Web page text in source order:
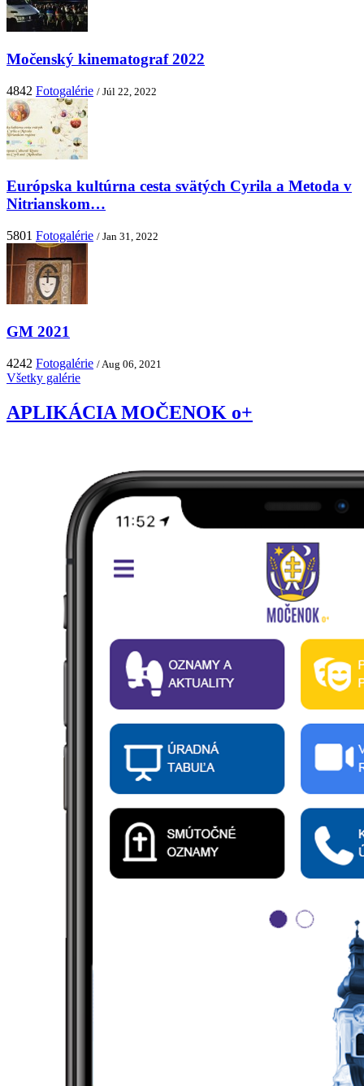
Močenský kinematograf 2022
4842 Fotogalérie / Júl 22, 2022
Európska kultúrna cesta svätých Cyrila a Metoda v
Nitrianskom…
5801 Fotogalérie / Jan 31, 2022
GM 2021
4242 Fotogalérie / Aug 06, 2021
Všetky galérie
APLIKÁCIA MOČENOK o+